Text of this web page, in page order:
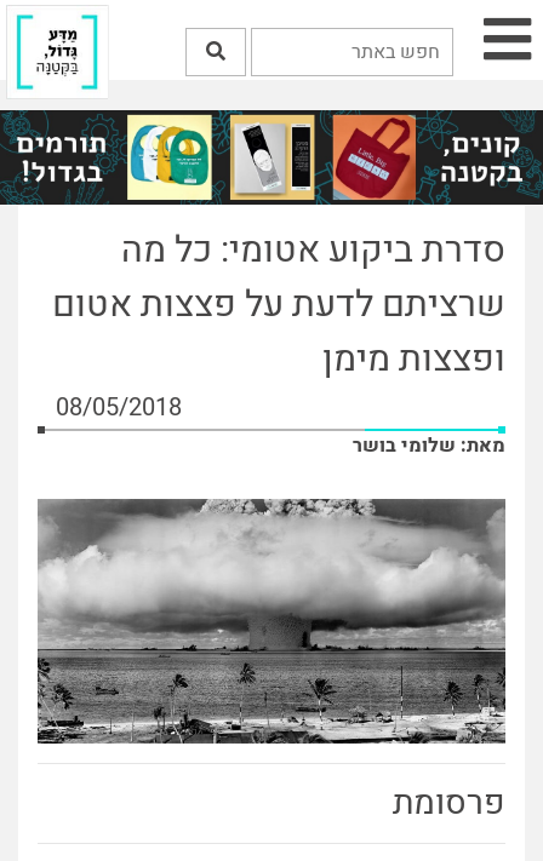
סדרת ביקוע אטומי: כל מה
שרציתם לדעת על פצצות אטום
ופצצות מימן
08/05/2018
מאת: שלומי בושר
פרסומת